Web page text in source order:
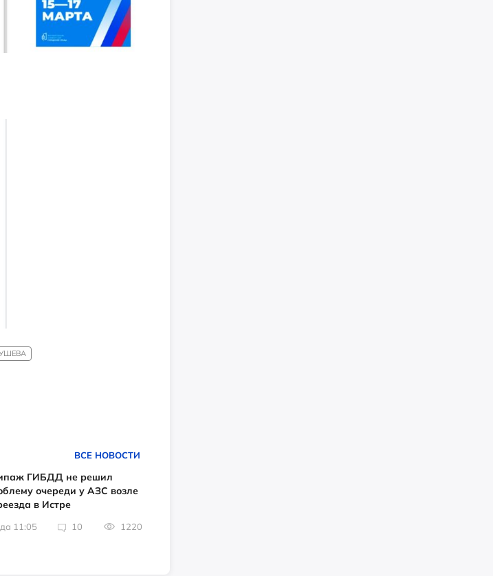
ВСЕ НОВОСТИ
ГИБДД не решил
очереди у АЗС возле
в Истре
11:05 10 1220